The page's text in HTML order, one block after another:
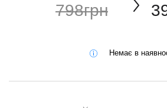
798грн
Немає в